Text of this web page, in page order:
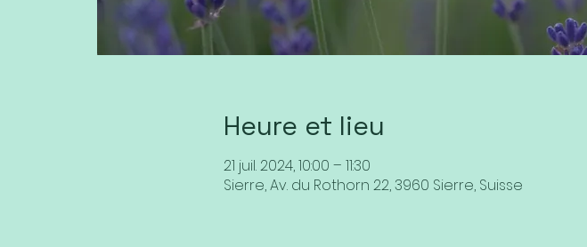
Heure et lieu
21 juil. 2024, 10:00 – 11:30
Sierre, Av. du Rothorn 22, 3960 Sierre, Suisse